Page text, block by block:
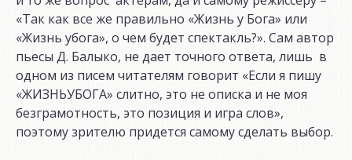
«Так как все же правильно «Жизнь у Бога» или
«Жизнь убога», о чем будет спектакль?». Сам автор
пьесы Д. Балыко, не дает точного ответа, лишь в
одном из писем читателям говорит «Если я пишу
«ЖИЗНЬУБОГА» слитно, это не описка и не моя
безграмотность, это позиция и игра слов»,
поэтому зрителю придется самому сделать выбор.